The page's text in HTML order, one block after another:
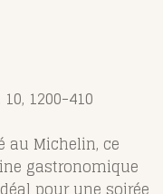
1200-410
au Michelin, ce
gastronomique